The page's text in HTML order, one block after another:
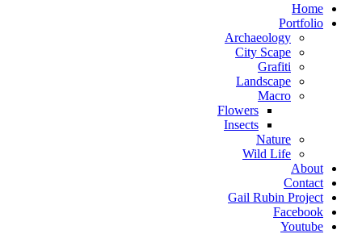
Home
Portfolio
Archaeology
City Scape
Grafiti
Landscape
Macro
Flowers
Insects
Nature
Wild Life
About
Contact
Gail Rubin Project
Facebook
Youtube